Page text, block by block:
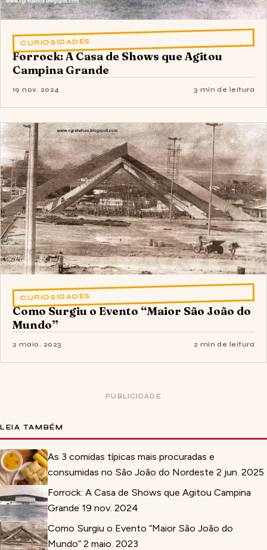
CURIOSIDADES
Forrock: A Casa de Shows que Agitou
Campina Grande
19 nov. 2024 3 min de leitura
CURIOSIDADES
Como Surgiu o Evento “Maior São João do
Mundo”
2 maio. 2023 2 min de leitura
PUBLICIDADE
LEIA TAMBÉM
As 3 comidas típicas mais procuradas e
consumidas no São João do Nordeste 2 jun. 2025
Forrock: A Casa de Shows que Agitou Campina
Grande 19 nov. 2024
Como Surgiu o Evento “Maior São João do
Mundo” 2 maio. 2023